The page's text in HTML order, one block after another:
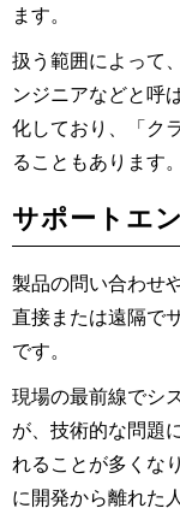
ます。
扱う範囲によって
ンジニアなどと呼
化しており、「ク
ることもあります。
サポートエ
製品の問い合わせ
直接または遠隔で
です。
現場の最前線でシ
が、技術的な問題
れることが多くな
に開発から離れた